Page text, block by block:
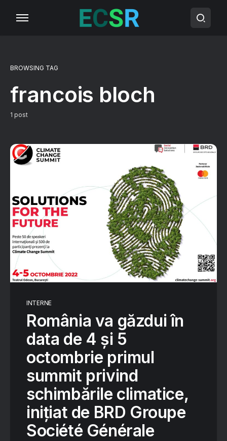
BROWSING TAG
francois bloch
1 post
INTERNE
România va găzdui în
data de 4 și 5
octombrie primul
summit privind
schimbările climatice,
inițiat de BRD Groupe
Société Générale